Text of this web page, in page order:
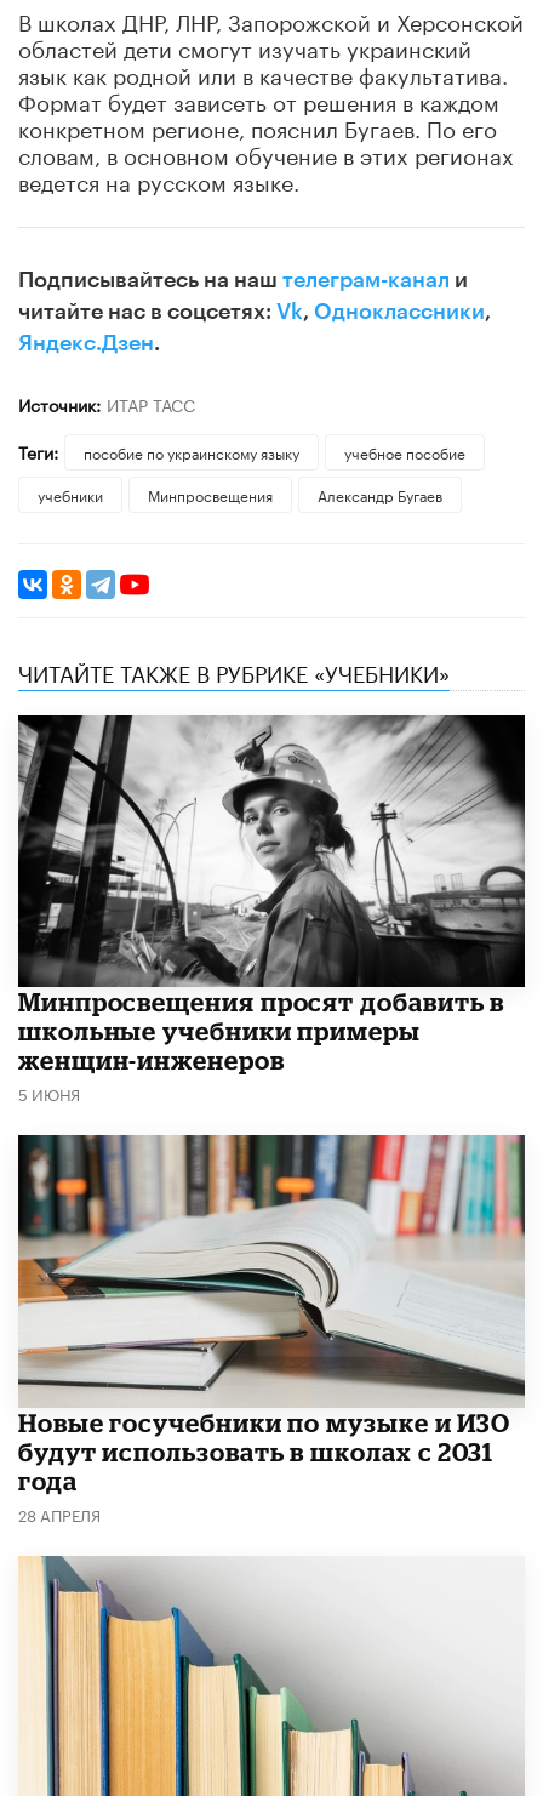
В школах ДНР, ЛНР, Запорожской и Херсонской
областей дети смогут изучать украинский
язык как родной или в качестве факультатива.
Формат будет зависеть от решения в каждом
конкретном регионе, пояснил Бугаев. По его
словам, в основном обучение в этих регионах
ведется на русском языке.
Подписывайтесь на наш телеграм-канал и
читайте нас в соцсетях: Vk, Одноклассники,
Яндекс.Дзен.
Источник: ИТАР ТАСС
Теги:
пособие по украинскому языку
учебное пособие
учебники
Минпросвещения Александр Бугаев
ЧИТАЙТЕ ТАКЖЕ В РУБРИКЕ «УЧЕБНИКИ»
Минпросвещения просят добавить в
школьные учебники примеры
женщин-инженеров
5 ИЮНЯ
Новые госучебники по музыке и ИЗО
будут использовать в школах с 2031
года
28 АПРЕЛЯ